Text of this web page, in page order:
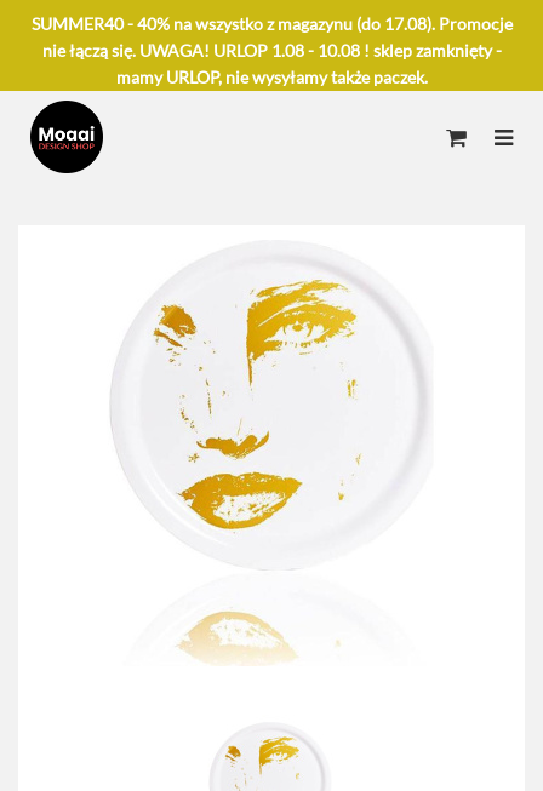
SUMMER40 - 40% na wszystko z magazynu (do 17.08). Promocje
nie łączą się. UWAGA! URLOP 1.08 - 10.08 ! sklep zamknięty -
mamy URLOP, nie wysyłamy także paczek.